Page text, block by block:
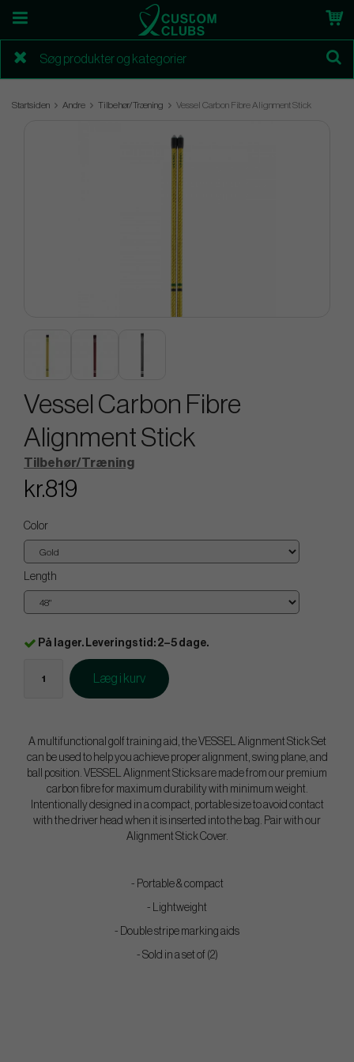
Startsiden Andre Tilbehør/Træning Vessel Carbon Fibre Alignment Stick
Vessel Carbon Fibre
Alignment Stick
Tilbehør/Træning
kr.819
Color
Length
På lager. Leveringstid: 2–5 dage.
Læg i kurv
A multifunctional golf training aid, the VESSEL Alignment Stick Set
can be used to help you achieve proper alignment, swing plane, and
ball position. VESSEL Alignment Sticks are made from our premium
carbon fibre for maximum durability with minimum weight.
Intentionally designed in a compact, portable size to avoid contact
with the driver head when it is inserted into the bag. Pair with our
Alignment Stick Cover.
- Portable & compact
- Lightweight
- Double stripe marking aids
- Sold in a set of (2)